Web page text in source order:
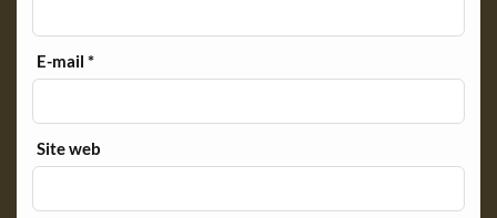
E-mail*
Site web